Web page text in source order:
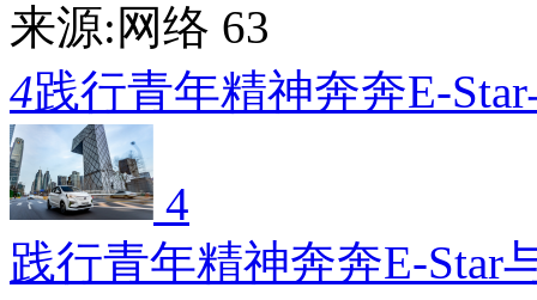
来源:网络 63
4践行青年精神奔奔E-
4
践行青年精神奔奔E-Star